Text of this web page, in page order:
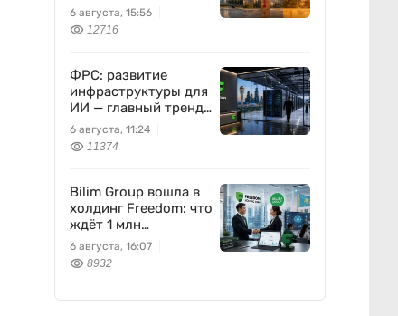
6 августа, 15:56
12716
ФРС: развитие
инфраструктуры для
ИИ — главный тренд
мировой экономики.
Как в него
вписывается
Corp.
6 августа, 11:24
11374
Bilim Group вошла в
холдинг Freedom: что
ждёт 1 млн
пользователей
6 августа, 16:07
8932